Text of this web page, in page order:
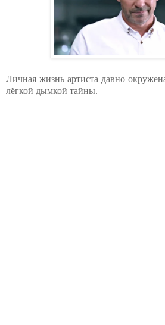
Личная жизнь артиста давно
лёгкой дымкой тайны.